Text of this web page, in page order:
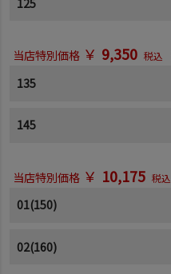
当店特別価格 ￥ 9,350 税込
135
145
当店特別価格 ￥ 10,175 税込
01(150)
02(160)